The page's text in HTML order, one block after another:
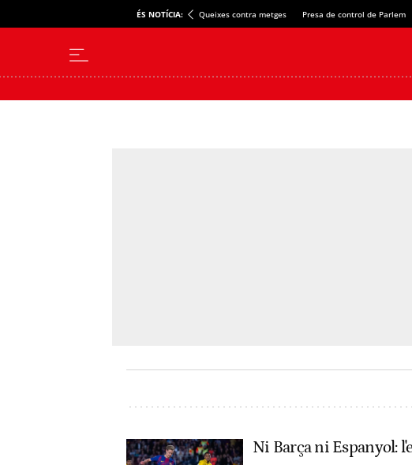
ÉS NOTÍCIA: Queixes contra metges Presa de control de Parlem
Ni Barça ni Espanyol: